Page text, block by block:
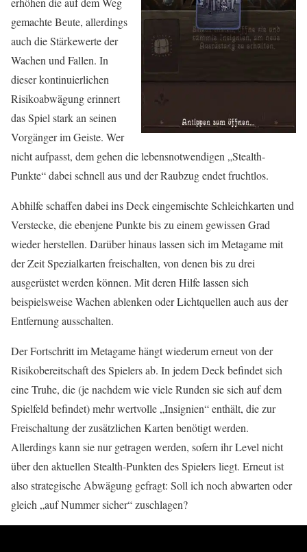
gemachte Beute, allerdings
auch die Stärkewerte der
Wachen und Fallen. In
dieser kontinuierlichen
Risikoabwägung erinnert
das Spiel stark an seinen
Vorgänger im Geiste. Wer
nicht aufpasst, dem gehen die lebensnotwendigen „Stealth-
Punkte“ dabei schnell aus und der Raubzug endet fruchtlos.
Abhilfe schaffen dabei ins Deck eingemischte Schleichkarten und
Verstecke, die ebenjene Punkte bis zu einem gewissen Grad
wieder herstellen. Darüber hinaus lassen sich im Metagame mit
der Zeit Spezialkarten freischalten, von denen bis zu drei
ausgerüstet werden können. Mit deren Hilfe lassen sich
beispielsweise Wachen ablenken oder Lichtquellen auch aus der
Entfernung ausschalten.
Der Fortschritt im Metagame hängt wiederum erneut von der
Risikobereitschaft des Spielers ab. In jedem Deck befindet sich
eine Truhe, die (je nachdem wie viele Runden sie sich auf dem
Spielfeld befindet) mehr wertvolle „Insignien“ enthält, die zur
Freischaltung der zusätzlichen Karten benötigt werden.
Allerdings kann sie nur getragen werden, sofern ihr Level nicht
über den aktuellen Stealth-Punkten des Spielers liegt. Erneut ist
also strategische Abwägung gefragt: Soll ich noch abwarten oder
gleich „auf Nummer sicher“ zuschlagen?